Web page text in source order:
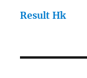
Result Hk